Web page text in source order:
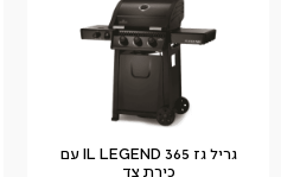
גריל גז IL LEGEND 365 עם
כירת צד